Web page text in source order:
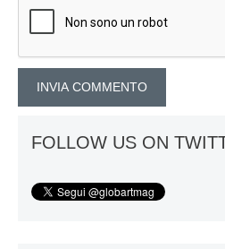
FOLLOW US ON